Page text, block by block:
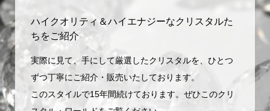
ハイクオリティ＆ハイエナジーなクリスタルた
ちをご紹介
実際に見て、手にして厳選したクリスタルを、ひとつ
ずつ丁寧にご紹介・販売いたしております。
このスタイルで15年間続けております。ぜひこのクリ